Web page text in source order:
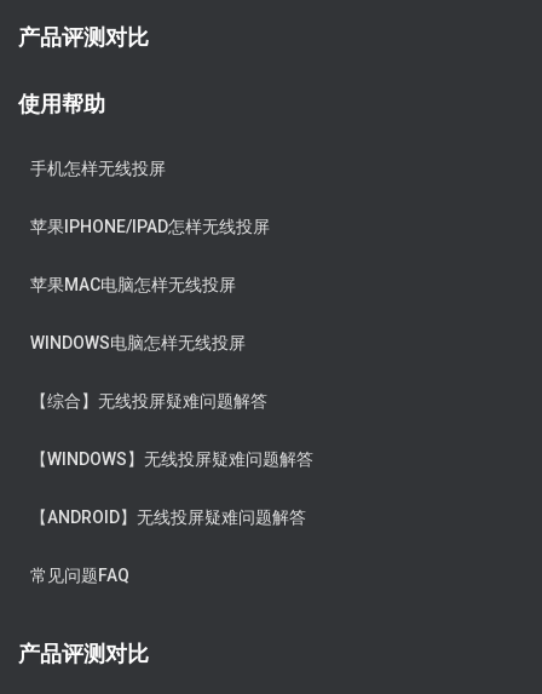
产品评测对比
使用帮助
手机怎样无线投屏
苹果IPHONE/IPAD怎样无线投屏
苹果MAC电脑怎样无线投屏
WINDOWS电脑怎样无线投屏
【综合】无线投屏疑难问题解答
【WINDOWS】无线投屏疑难问题解答
【ANDROID】无线投屏疑难问题解答
常见问题FAQ
产品评测对比